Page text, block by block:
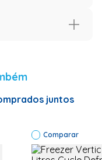
VF50AHD001
67 x 55,5 x
150,5
juntos
Comparar